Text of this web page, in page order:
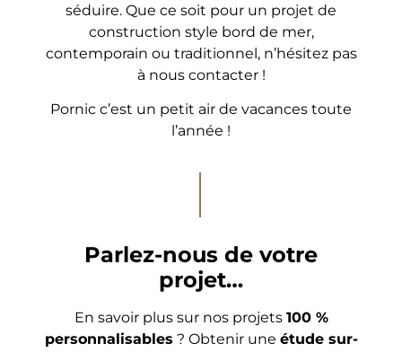
séduire. Que ce soit pour un projet de
construction style bord de mer,
contemporain ou traditionnel, n’hésitez pas
à nous contacter !
Pornic c’est un petit air de vacances toute
l’année !
Parlez-nous de votre
projet…
En savoir plus sur nos projets 100 %
personnalisables ? Obtenir une étude sur-